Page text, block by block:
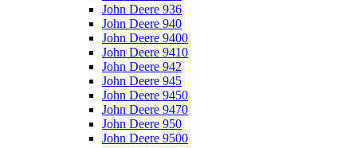
John Deere 936
John Deere 940
John Deere 9400
John Deere 9410
John Deere 942
John Deere 945
John Deere 9450
John Deere 9470
John Deere 950
John Deere 9500